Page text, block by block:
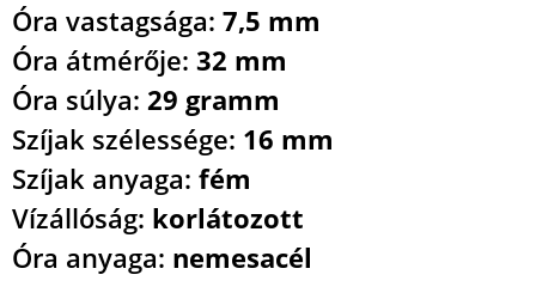
Óra vastagsága: 7,5 mm
Óra átmérője: 32 mm
Óra súlya: 29 gramm
Szíjak szélessége: 16 mm
Szíjak anyaga: fém
Vízállóság: korlátozott
Óra anyaga: nemesacél